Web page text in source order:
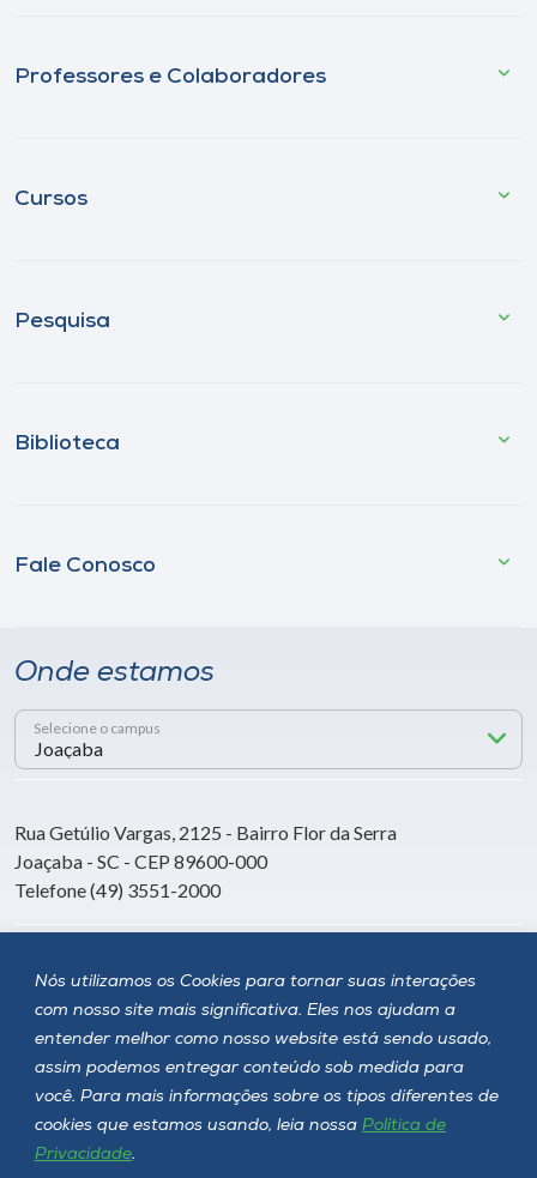
Nós utilizamos os Cookies para tornar suas interações
com nosso site mais significativa. Eles nos ajudam a
entender melhor como nosso website está sendo usado,
assim podemos entregar conteúdo sob medida para
você. Para mais informações sobre os tipos diferentes de
cookies que estamos usando, leia nossa Política de
Privacidade.
Professores e Colaboradores
Cursos
Pesquisa
Biblioteca
Fale Conosco
Onde estamos
Selecione o campus
Rua Getúlio Vargas, 2125 - Bairro Flor da Serra
Joaçaba - SC - CEP 89600-000
Telefone (49) 3551-2000
Siga a Unoesc